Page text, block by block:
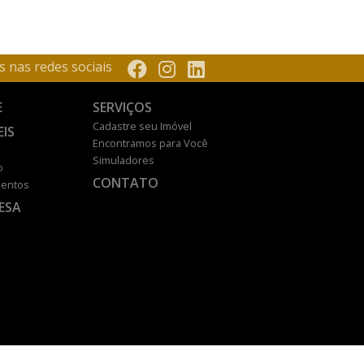
nas redes sociais
SERVIÇOS
Cadastre seu Imóvel
Encontramos para Você
Simuladores
CONTATO